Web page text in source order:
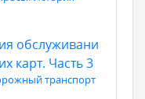
обслуживани
карт. Часть 3
транспорт